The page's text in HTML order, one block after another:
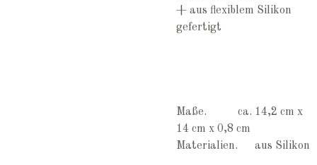
+ aus flexiblem Silikon
gefertigt
Maße. ca. 14,2 cm x
14 cm x 0,8 cm
Materialien. aus Silikon